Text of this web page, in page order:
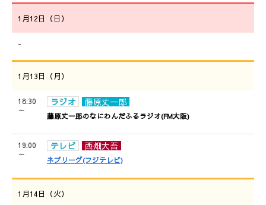
1月12日（日）
-
1月13日（月）
18:30
～
ラジオ 藤原丈一郎
藤原丈一郎のなにわんだふるラジオ(FM大阪)
19:00
～
テレビ 西畑大吾
ネプリーグ(フジテレビ)
1月14日（火）